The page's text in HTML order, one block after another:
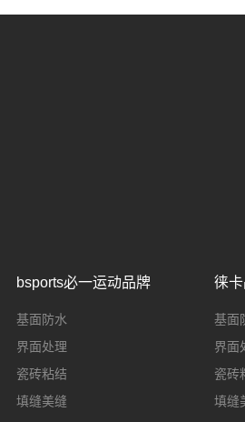
bsports必一运动品牌
基面防水
界面处理
瓷砖粘结
填缝美缝
徕
基面
界面
瓷砖
填缝